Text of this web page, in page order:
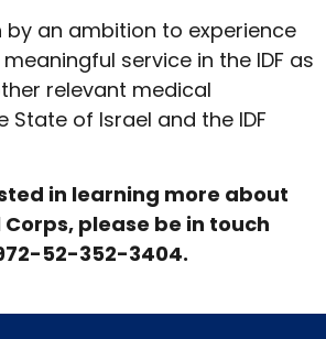
by an ambition to experience
service in the IDF as
relevant medical
State of Israel and the IDF
in learning more about
Corps, please be in touch
52-352-3404.